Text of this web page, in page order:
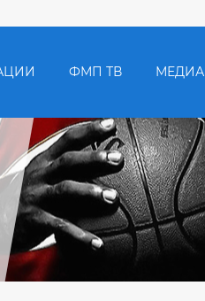
ФМП ТВ МЕДИА